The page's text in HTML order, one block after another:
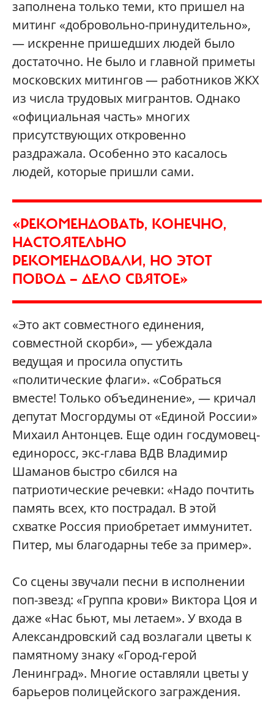
заполнена только теми, кто пришел на
митинг «добровольно-принудительно»,
— искренне пришедших людей было
достаточно. Не было и главной приметы
московских митингов — работников ЖКХ
из числа трудовых мигрантов. Однако
«официальная часть» многих
присутствующих откровенно
раздражала. Особенно это касалось
людей, которые пришли сами.
«РЕКОМЕНДОВАТЬ, КОНЕЧНО,
НАСТОЯТЕЛЬНО
РЕКОМЕНДОВАЛИ, НО ЭТОТ
ПОВОД — ДЕЛО СВЯТОЕ»
«Это акт совместного единения,
совместной скорби», — убеждала
ведущая и просила опустить
«политические флаги». «Собраться
вместе! Только объединение», — кричал
депутат Мосгордумы от «Единой России»
Михаил Антонцев. Еще один госдумовец-
единоросс, экс-глава ВДВ Владимир
Шаманов быстро сбился на
патриотические речевки: «Надо почтить
память всех, кто пострадал. В этой
схватке Россия приобретает иммунитет.
Питер, мы благодарны тебе за пример».
Со сцены звучали песни в исполнении
поп-звезд: «Группа крови» Виктора Цоя и
даже «Нас бьют, мы летаем». У входа в
Александровский сад возлагали цветы к
памятному знаку «Город-герой
Ленинград». Многие оставляли цветы у
барьеров полицейского заграждения.